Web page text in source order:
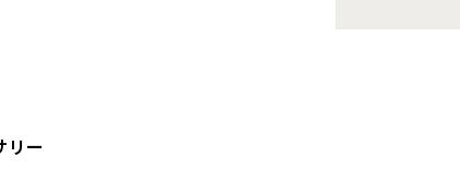
リー